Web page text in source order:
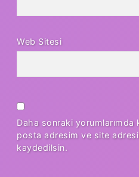
Web Sitesi
Daha sonraki yorumlarımda
posta adresim ve site
kaydedilsin.